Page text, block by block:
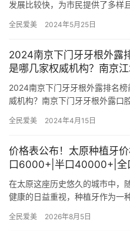
发展比较快，为市民提供了多样
了20…
全民爱美 2024年5月25日
2024南京下门牙牙根外露
是哪几家权威机构？南京
2024南京下门牙牙根外露排名
威机构？南京下门牙牙根外露口
科…
全民爱美 2024年4月15日
价格表公布！太原种植牙
口6000+|半口40000+|全
在太原这座历史悠久的城市中，
健康的日益重视，种植牙作为一
格，许多…
全民爱美 2026年8月5日